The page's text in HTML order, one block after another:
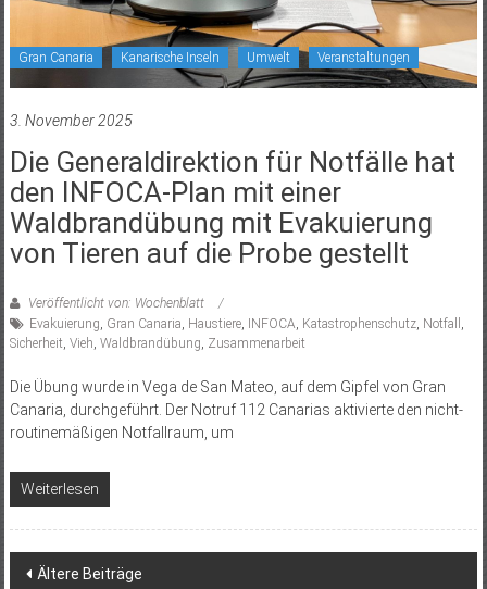
Gran Canaria Kanarische Inseln Umwelt Veranstaltungen
3. November 2025
Die Generaldirektion für Notfälle hat
den INFOCA-Plan mit einer
Waldbrandübung mit Evakuierung
von Tieren auf die Probe gestellt
Veröffentlicht von: Wochenblatt
Evakuierung, Gran Canaria, Haustiere, INFOCA, Katastrophenschutz, Notfall ,
Sicherheit, Vieh, Waldbrandübung, Zusammenarbeit
Die Übung wurde in Vega de San Mateo, auf dem Gipfel von Gran
Canaria, durchgeführt. Der Notruf 112 Canarias aktivierte den nicht-
routinemäßigen Notfallraum, um
Weiterlesen
Beitragsnavigation
Ältere Beiträge